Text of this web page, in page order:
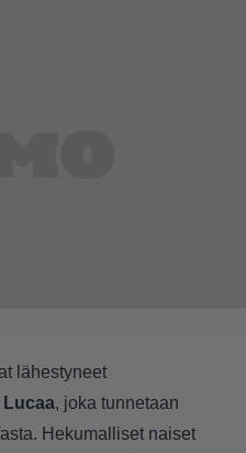
lähestyneet
Lucaa, joka tunnetaan
Hekumalliset naiset